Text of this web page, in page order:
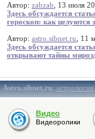
Автор: zabzab , 13 июля
Здесь обсуждается
гороскоп: как целуются
Автор: astro.sibnet.ru , 11
Здесь обсуждается
открывают тайны
Astro.sibnet.ru:астрология
Видео
Видеоролики